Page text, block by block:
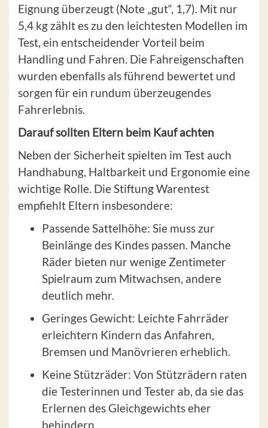
Eignung überzeugt (Note „gut“, 1,7). Mit nur
5,4 kg zählt es zu den leichtesten Modellen im
Test, ein entscheidender Vorteil beim
Handling und Fahren. Die Fahreigenschaften
wurden ebenfalls als führend bewertet und
sorgen für ein rundum überzeugendes
Fahrerlebnis.
Darauf sollten Eltern beim Kauf achten
Neben der Sicherheit spielten im Test auch
Handhabung, Haltbarkeit und Ergonomie eine
wichtige Rolle. Die Stiftung Warentest
empfiehlt Eltern insbesondere:
Passende Sattelhöhe: Sie muss zur
Beinlänge des Kindes passen. Manche
Räder bieten nur wenige Zentimeter
Spielraum zum Mitwachsen, andere
deutlich mehr.
Geringes Gewicht: Leichte Fahrräder
erleichtern Kindern das Anfahren,
Bremsen und Manövrieren erheblich.
Keine Stützräder: Von Stützrädern raten
die Testerinnen und Tester ab, da sie das
Erlernen des Gleichgewichts eher
behindern.